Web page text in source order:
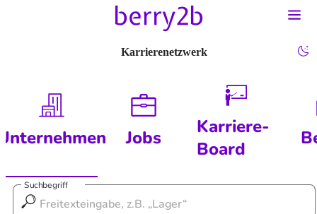
Karrierenetzwerk
Jobs
Karriere-
Board
Suchbegriff